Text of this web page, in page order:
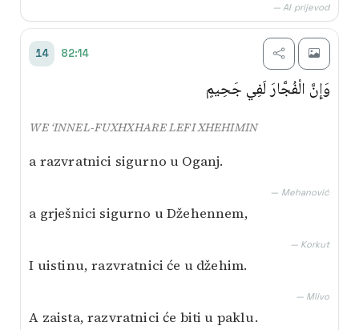
— AI prijevod
14 82:14
وَإِنَّ الْفُجَّارَ لَفِي جَحِيمٍ
WE ‘INNEL-FUXHXHARE LEFI XHEHIMIN
a razvratnici sigurno u Oganj.
— Mehanović
a grješnici sigurno u Džehennem,
— Korkut
I uistinu, razvratnici će u džehim.
— Mlivo
A zaista, razvratnici će biti u paklu.